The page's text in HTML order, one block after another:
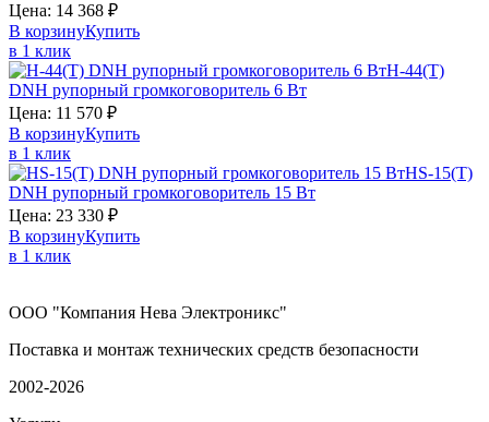
Цена: 14 368 ₽
В корзинуКупить
в 1 клик
H-44(T)
DNH рупорный громкоговоритель 6 Вт
Цена: 11 570 ₽
В корзинуКупить
в 1 клик
HS-15(T)
DNH рупорный громкоговоритель 15 Вт
Цена: 23 330 ₽
В корзинуКупить
в 1 клик
ООО "Компания Нева Электроникс"
Поставка и монтаж технических средств безопасности
2002-2026